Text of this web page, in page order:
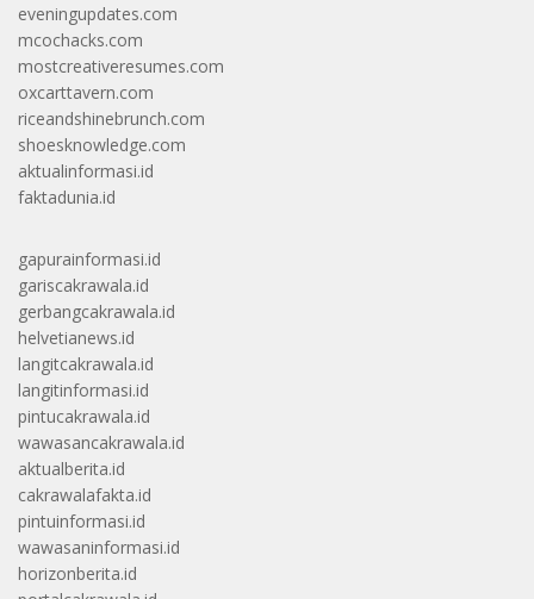
eveningupdates.com
mcochacks.com
mostcreativeresumes.com
oxcarttavern.com
riceandshinebrunch.com
shoesknowledge.com
aktualinformasi.id
faktadunia.id
gapurainformasi.id
gariscakrawala.id
gerbangcakrawala.id
helvetianews.id
langitcakrawala.id
langitinformasi.id
pintucakrawala.id
wawasancakrawala.id
aktualberita.id
cakrawalafakta.id
pintuinformasi.id
wawasaninformasi.id
horizonberita.id